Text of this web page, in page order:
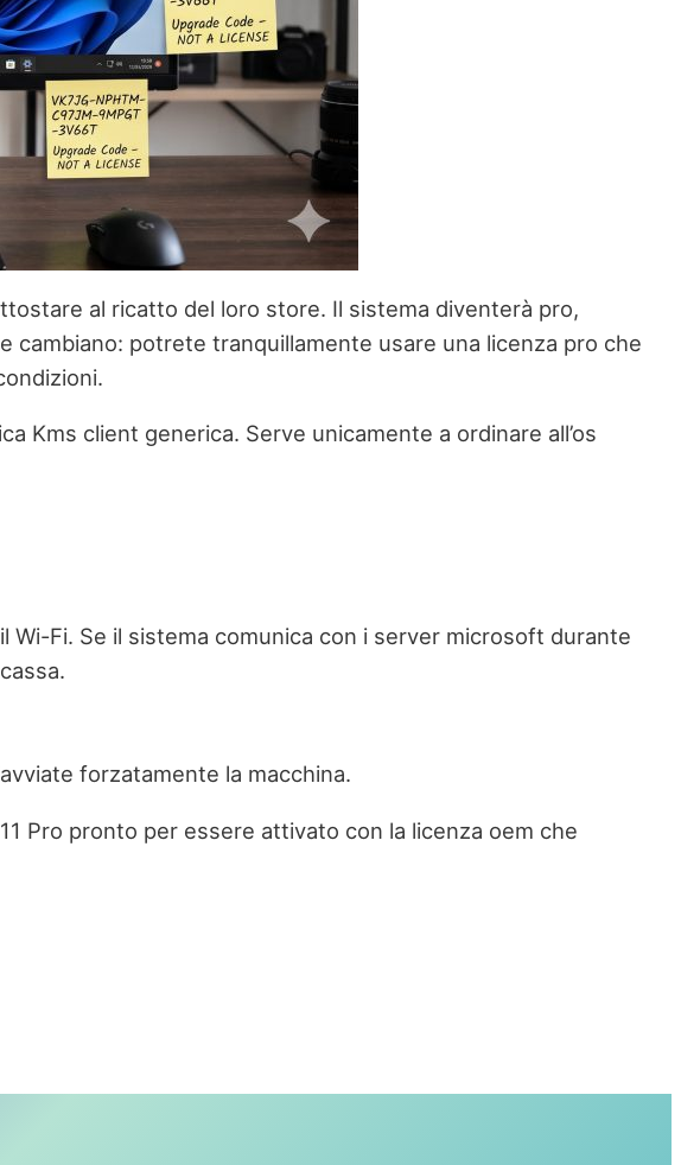
al ricatto del loro store. Il sistema diventerà pro,
potrete tranquillamente usare una licenza pro che
Kms client generica. Serve unicamente a ordinare all’os
Fi. Se il sistema comunica con i server microsoft durante
forzatamente la macchina.
Pro pronto per essere attivato con la licenza oem che